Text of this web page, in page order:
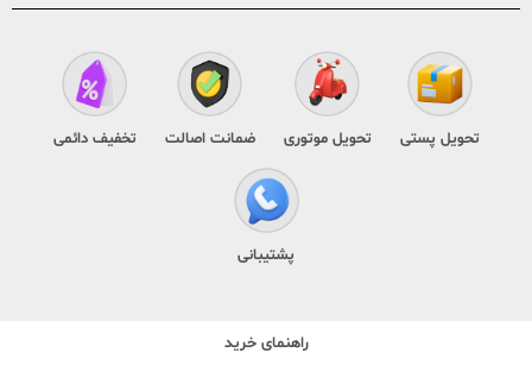
تحویل پستی تحویل موتوری ضمانت اصالت تخفیف دائمی
پشتیبانی
راهنمای خرید